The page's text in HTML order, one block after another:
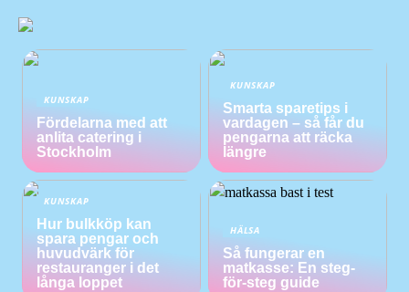
KUNSKAP
Fördelarna med att
anlita catering i
Stockholm
KUNSKAP
Smarta sparetips i
vardagen – så får du
pengarna att räcka
längre
KUNSKAP
Hur bulkköp kan
spara pengar och
huvudvärk för
restauranger i det
långa loppet
HÄLSA
Så fungerar en
matkasse: En steg-
för-steg guide